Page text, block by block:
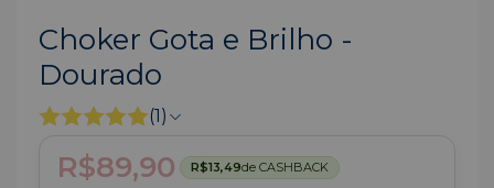
Choker Gota e Brilho -
Dourado
(1)
R$89,90 R$13,49de CASHBACK